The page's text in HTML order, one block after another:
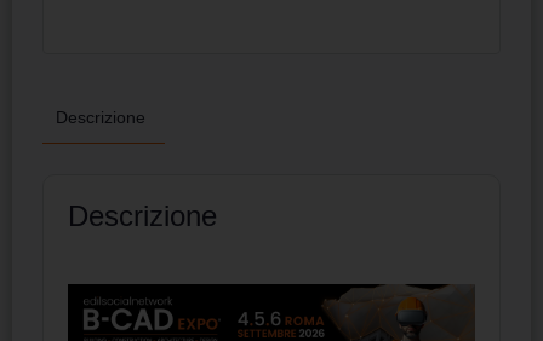
Descrizione
Descrizione